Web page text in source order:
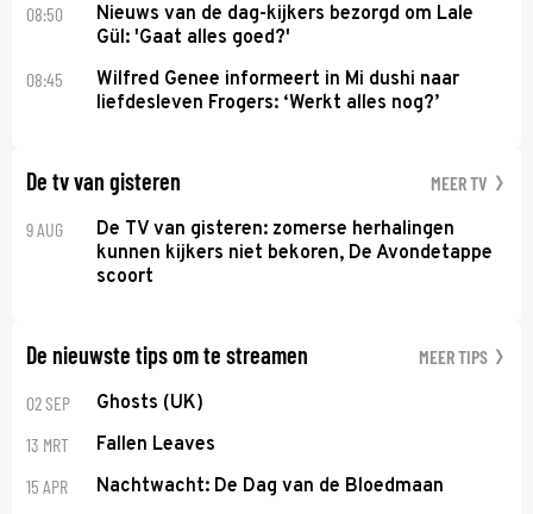
08:50
Nieuws van de dag-kijkers bezorgd om Lale
Gül: 'Gaat alles goed?'
08:45
Wilfred Genee informeert in Mi dushi naar
liefdesleven Frogers: ‘Werkt alles nog?’
De tv van gisteren MEER TV
9 AUG
De TV van gisteren: zomerse herhalingen
kunnen kijkers niet bekoren, De Avondetappe
scoort
De nieuwste tips om te streamen MEER TIPS
02 SEP Ghosts (UK)
13 MRT Fallen Leaves
15 APR Nachtwacht: De Dag van de Bloedmaan